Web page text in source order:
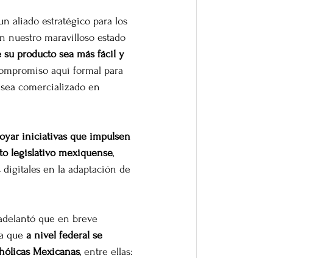
aliado estratégico para los
nuestro maravilloso estado
producto sea más fácil y
aquí formal para
comercializado en
iniciativas que impulsen
legislativo mexiquense,
en la adaptación de
que en breve
que a nivel federal se
Mexicanas, entre ellas: